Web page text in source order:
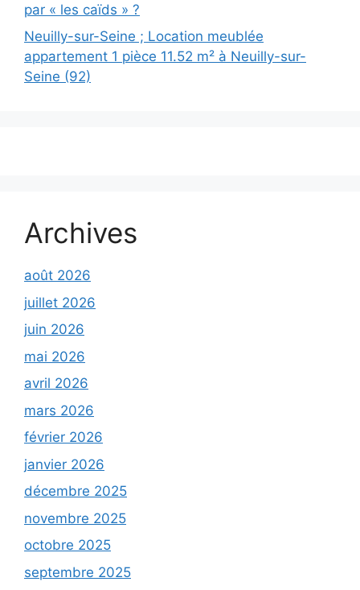
par « les caïds » ?
Neuilly-sur-Seine ; Location meublée
appartement 1 pièce 11.52 m² à Neuilly-sur-
Seine (92)
Archives
août 2026
juillet 2026
juin 2026
mai 2026
avril 2026
mars 2026
février 2026
janvier 2026
décembre 2025
novembre 2025
octobre 2025
septembre 2025